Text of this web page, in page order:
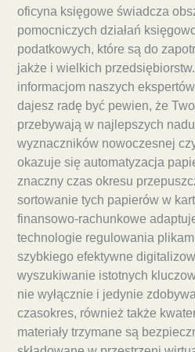
oficyna księgowe świadcza
pomocniczych działań
podatkowych, które są do
jakże i wielkich
informacjom naszych
dajesz radę być pewien, że
przebywają w najlepszych
wyznaczników nowoczesnej
okazuje się automatyzacja
znaczny czas okresu
sortowanie tych papierów w
finansowo-rachunkowe
technologie regulowania
szybkiego efektywne
wyszukiwanie istotnych
nie wyłącznie i jedynie
czasokres, również także
materiały trzymane są